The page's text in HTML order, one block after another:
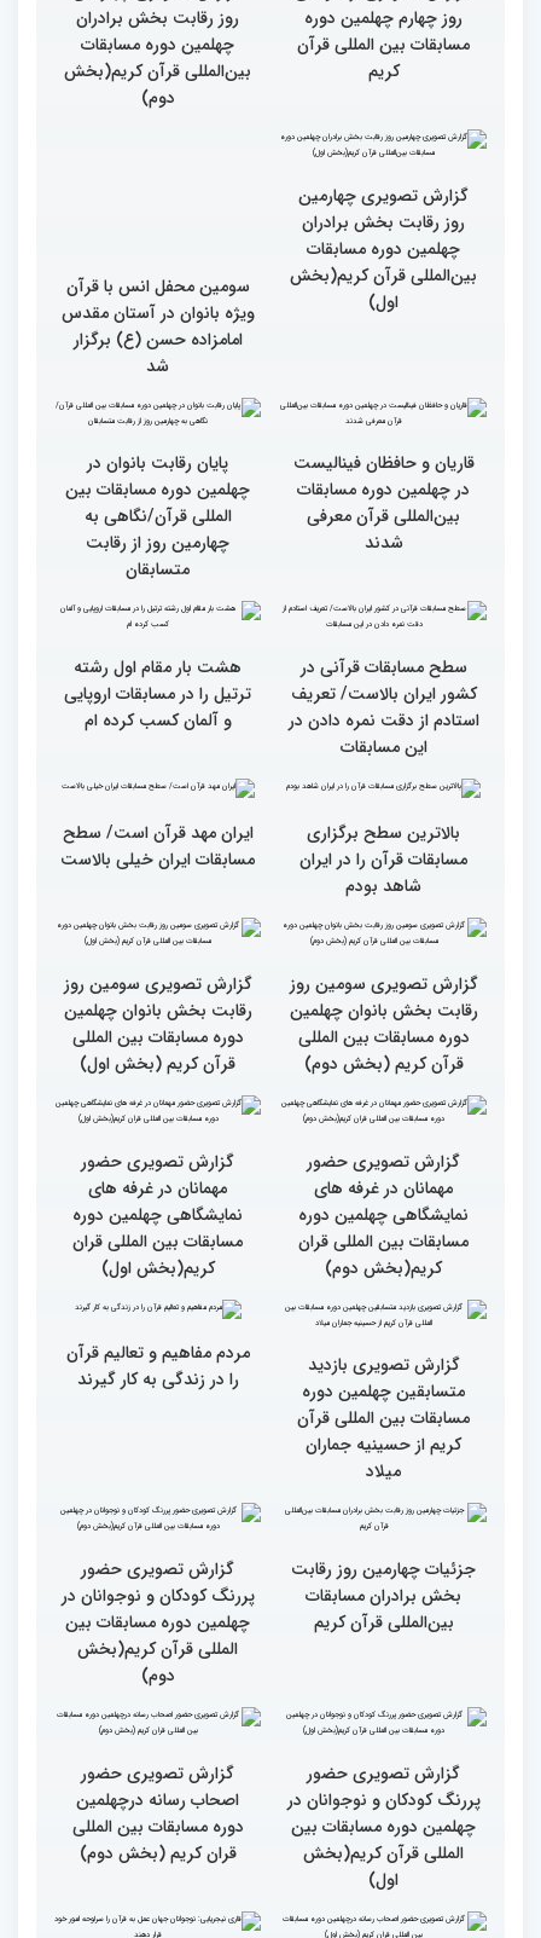
گزارش تصویری از حواشی
مسابقات بین المللی قرآن
کریم
دوم)
روز رقابت بخش برادران
چهلمین دوره مسابقات
بین‌المللی قرآن کریم(بخش
اول)
سومین محفل انس با قرآن
ویژه بانوان در آستان مقدس
امامزاده حسن (ع) برگزار
شد
قاریان و حافظان فینالیست‌
در چهلمین دوره مسابقات
بین‌المللی قرآن معرفی
چهلمین دوره مسابقات بین
المللی قرآن/نگاهی به
چهارمین روز از رقابت
کشور ایران بالاست/ تعریف
این مسابقات
ترتیل را در مسابقات اروپایی
بالاترین سطح برگزاری
مسابقات قرآن را در ایران
شاهد بودم
ایران مهد قرآن است/ سطح
مسابقات ایران خیلی بالاست
گزارش تصویری سومین روز
رقابت بخش بانوان چهلمین
دوره مسابقات بین المللی
قرآن کریم (بخش دوم)
گزارش تصویری سومین روز
رقابت بخش بانوان چهلمین
دوره مسابقات بین المللی
قرآن کریم (بخش اول)
گزارش تصویری حضور
مهمانان در غرفه های
نمایشگاهی چهلمین دوره
مسابقات بین المللی قران
کریم(بخش دوم)
کریم(بخش اول)
گزارش تصویری بازدید
متسابقین چهلمین دوره
میلاد
مردم مفاهیم و تعالیم قرآن
را در زندگی به کار گیرند
جزئیات چهارمین روز رقابت
بخش برادران مسابقات
بین‌المللی قرآن کریم
گزارش تصویری حضور
پررنگ کودکان و نوجوانان در
چهلمین دوره مسابقات بین
دوم)